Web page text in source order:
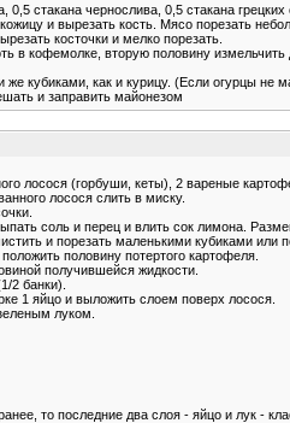
0,5 стакана чернослива, 0,5 стакана
и вырезать кость. Мясо порезать
косточки и мелко порезать.
в кофемолке, вторую половину измельчить
же кубиками, как и курицу. (Если огурцы не
и заправить майонезом
лосося (горбуши, кеты), 2 вареные
лосося слить в миску.
соль и перец и влить сок лимона.
и порезать маленькими кубиками или
половину потертого картофеля.
получившейся жидкости.
2 банки).
1 яйцо и выложить слоем поверх лосося.
луком.
то последние два слоя - яйцо и лук -